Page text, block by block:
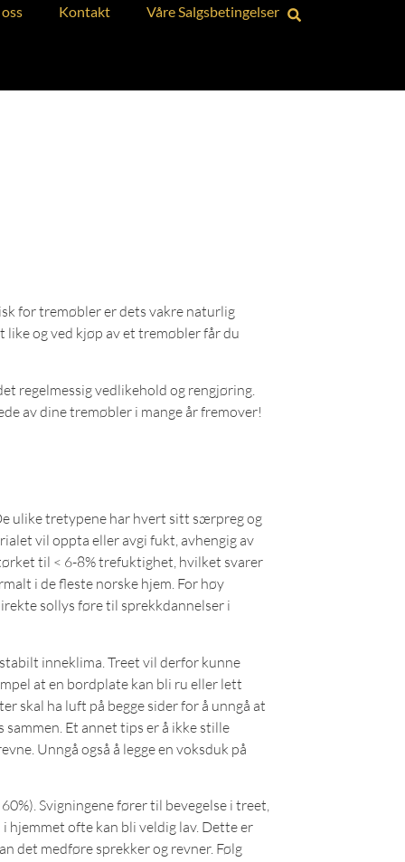
Kontakt Våre Salgsbetingelser
for tremøbler er dets vakre naturlig
og ved kjøp av et tremøbler får du
regelmessig vedlikehold og rengjøring.
av dine tremøbler i mange år fremover!
ulike tretypene har hvert sitt særpreg og
vil oppta eller avgi fukt, avhengig av
til < 6-8% trefuktighet, hvilket svarer
i de fleste norske hjem. For høy
sollys føre til sprekkdannelser i
inneklima. Treet vil derfor kunne
at en bordplate kan bli ru eller lett
skal ha luft på begge sider for å unngå at
Et annet tips er å ikke stille
Unngå også å legge en voksduk på
Svigningene fører til bevegelse i treet,
ofte kan bli veldig lav. Dette er
det medføre sprekker og revner. Følg